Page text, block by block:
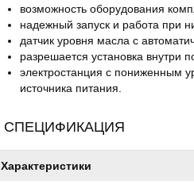
возможность оборудования
надежный запуск и работа при
датчик уровня масла с
разрешается установка внутри
электростанция с пониженным
источника питания.
СПЕЦИФИКАЦИЯ
Характеристики